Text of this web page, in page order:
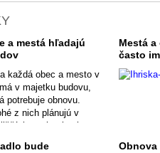
a mestá hľadajú
každá obec a mesto v
v majetku budovu,
potrebuje obnovu.
z nich plánujú v
troch rokoch
Mestá
často
bude